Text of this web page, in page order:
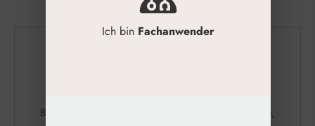
Bleib auf dem Laufenden über exklusive Angebote,
Ich bin Fachanwender